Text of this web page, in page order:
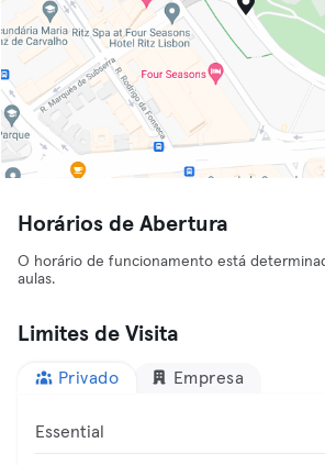
Horários de Abertura
O horário de funcionamento está
aulas.
Limites de Visita
Privado Empresa
Essential